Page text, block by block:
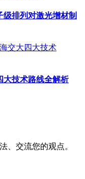
排列对激光增材制
大技术路线全解析
、交流您的观点。